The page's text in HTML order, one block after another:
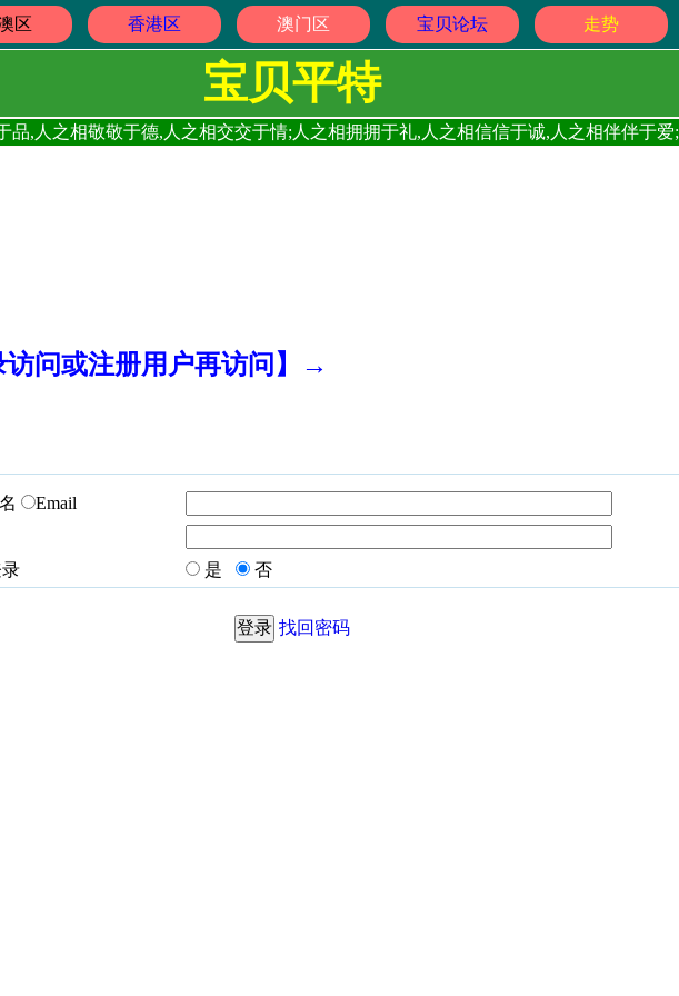
区 香港区 澳门区 宝贝论坛 走势
宝贝平特
品,人之相敬敬于德,人之相交交于情;人之相拥拥于礼,人之相信信于诚,人之相伴伴于爱;
访问或注册用户再访问】→
Email
是 否
找回密码